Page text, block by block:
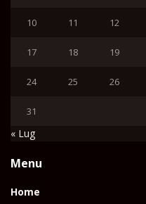
10 11 12
17 18 19
24 25 26
31
« Lug
Menu
Home